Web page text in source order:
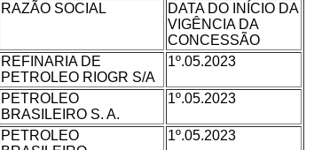
RAZÃO SOCIAL
DATA DO INÍCIO DA
VIGÊNCIA DA
CONCESSÃO
REFINARIA DE
PETROLEO RIOGR S/A
1º.05.2023
PETROLEO
BRASILEIRO S. A.
1º.05.2023
PETROLEO
1º.05.2023